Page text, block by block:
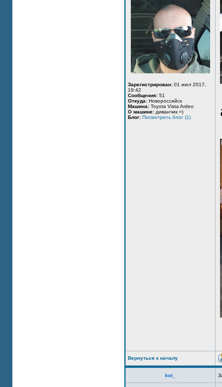
Зарегистрирован: 01 июл 2017,
19:42
Сообщения: 51
Откуда: Новороссийск
Машина: Toyota Vista Ardeo
О машине: диванчик =)
Блог: Посмотреть блог (1)
Вернуться к началу
kot_